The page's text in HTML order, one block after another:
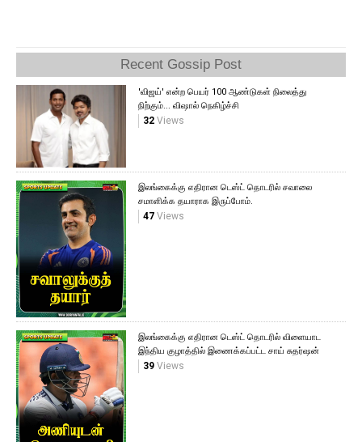
Recent Gossip Post
'விஜய்' என்ற பெயர் 100 ஆண்டுகள் நிலைத்து
நிற்கும்... விஷால் நெகிழ்ச்சி
32Views
இலங்கைக்கு எதிரான டெஸ்ட் தொடரில் சவாலை
சமாளிக்க தயாராக இருப்போம்.
47Views
இலங்கைக்கு எதிரான டெஸ்ட் தொடரில் விளையாட
இந்திய குழாத்தில் இணைக்கப்பட்ட சாய் சுதர்ஷன்
39Views